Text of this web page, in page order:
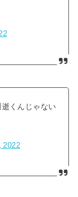
くんじゃない
2022